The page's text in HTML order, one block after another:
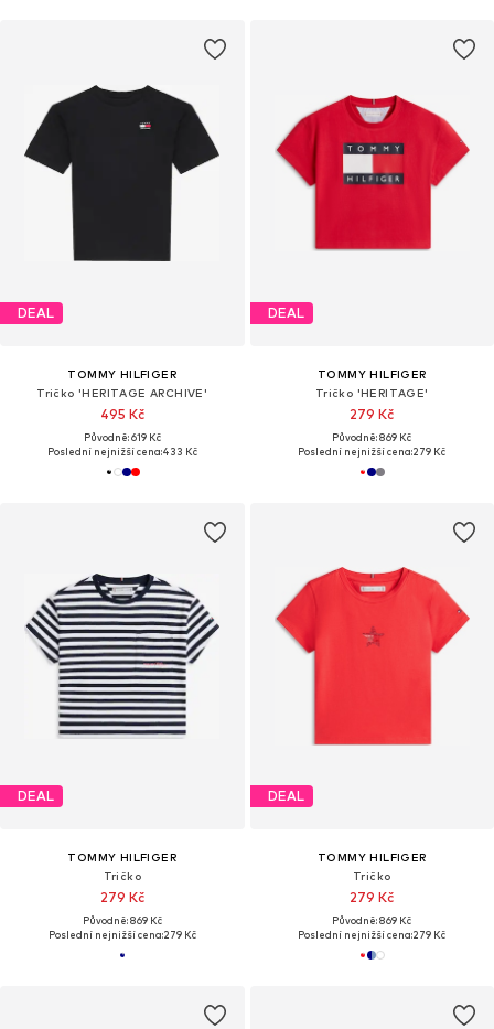
DEAL
TOMMY HILFIGER
Tričko 'HERITAGE ARCHIVE'
495 Kč
Původně: 619 Kč
Poslední nejnižší cena:433 Kč
DEAL
TOMMY HILFIGER
Tričko 'HERITAGE'
279 Kč
Původně: 869 Kč
Poslední nejnižší cena:279 Kč
DEAL
TOMMY HILFIGER
Tričko
279 Kč
Původně: 869 Kč
Poslední nejnižší cena:279 Kč
DEAL
TOMMY HILFIGER
Tričko
279 Kč
Původně: 869 Kč
Poslední nejnižší cena:279 Kč